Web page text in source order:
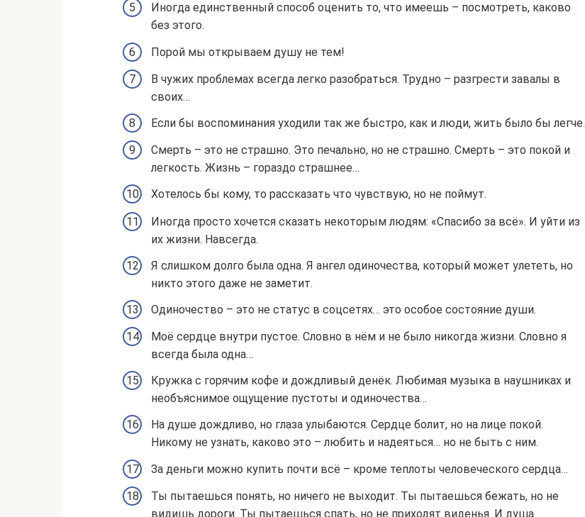
Иногда единственный способ оценить то, что имеешь – посмотреть, каково
без этого.
Порой мы открываем душу не тем!
В чужих проблемах всегда легко разобраться. Трудно – разгрести завалы в
своих…
Если бы воспоминания уходили так же быстро, как и люди, жить было бы легче.
Смерть – это не страшно. Это печально, но не страшно. Смерть – это покой и
легкость. Жизнь – гораздо страшнее…
Хотелось бы кому, то рассказать что чувствую, но не поймут.
Иногда просто хочется сказать некоторым людям: «Спасибо за всё». И уйти из
их жизни. Навсегда.
Я слишком долго была одна. Я ангел одиночества, который может улететь, но
никто этого даже не заметит.
Одиночество – это не статус в соцсетях… это особое состояние души.
Моё сердце внутри пустое. Словно в нём и не было никогда жизни. Словно я
всегда была одна…
Кружка с горячим кофе и дождливый денёк. Любимая музыка в наушниках и
необъяснимое ощущение пустоты и одиночества…
На душе дождливо, но глаза улыбаются. Сердце болит, но на лице покой.
Никому не узнать, каково это – любить и надеяться… но не быть с ним.
За деньги можно купить почти всё – кроме теплоты человеческого сердца…
Ты пытаешься понять, но ничего не выходит. Ты пытаешься бежать, но не
видишь дороги. Ты пытаешься спать, но не приходят виденья. И душа